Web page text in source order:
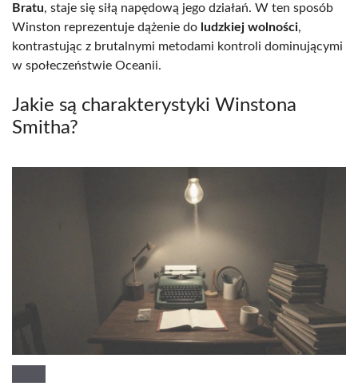
Bratu, staje się siłą napędową jego działań. W ten sposób
Winston reprezentuje dążenie do ludzkiej wolności,
kontrastując z brutalnymi metodami kontroli dominującymi
w społeczeństwie Oceanii.
Jakie są charakterystyki Winstona
Smitha?